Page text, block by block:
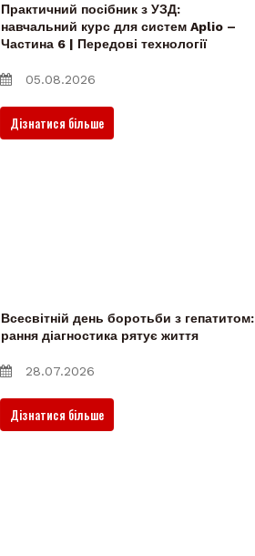
Практичний посібник з УЗД:
навчальний курс для систем Aplio –
Частина 6 | Передові технології
05.08.2026
Дізнатися більше
Всесвітній день боротьби з гепатитом:
рання діагностика рятує життя
28.07.2026
Дізнатися більше